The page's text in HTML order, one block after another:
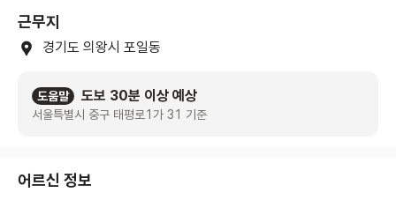
근무지
경기도 의왕시 포일동
도움말 도보 30분 이상 예상
서울특별시 중구 태평로1가 31 기준
어르신 정보